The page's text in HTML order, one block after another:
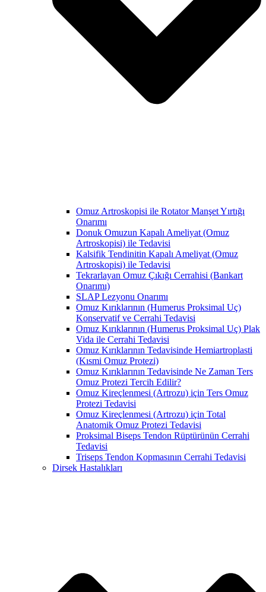
Omuz Artroskopisi ile Rotator Manşet Yırtığı
Onarımı
Donuk Omuzun Kapalı Ameliyat (Omuz
Artroskopisi) ile Tedavisi
Kalsifik Tendinitin Kapalı Ameliyat (Omuz
Artroskopisi) ile Tedavisi
Tekrarlayan Omuz Çıkığı Cerrahisi (Bankart
Onarımı)
SLAP Lezyonu Onarımı
Omuz Kırıklarının (Humerus Proksimal Uç)
Konservatif ve Cerrahi Tedavisi
Omuz Kırıklarının (Humerus Proksimal Uç) Plak
Vida ile Cerrahi Tedavisi
Omuz Kırıklarının Tedavisinde Hemiartroplasti
(Kısmi Omuz Protezi)
Omuz Kırıklarının Tedavisinde Ne Zaman Ters
Omuz Protezi Tercih Edilir?
Omuz Kireçlenmesi (Artrozu) için Ters Omuz
Protezi Tedavisi
Omuz Kireçlenmesi (Artrozu) için Total
Anatomik Omuz Protezi Tedavisi
Proksimal Biseps Tendon Rüptürünün Cerrahi
Tedavisi
Triseps Tendon Kopmasının Cerrahi Tedavisi
Dirsek Hastalıkları